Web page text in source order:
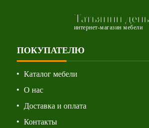
Татьянин день
интернет-магазин мебели
ПОКУПАТЕЛЮ
Каталог мебели
О нас
Доставка и оплата
Контакты